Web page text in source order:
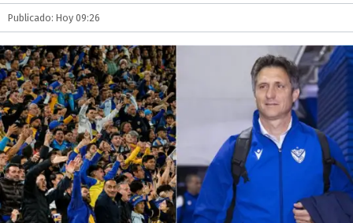
Publicado: Hoy 09:26